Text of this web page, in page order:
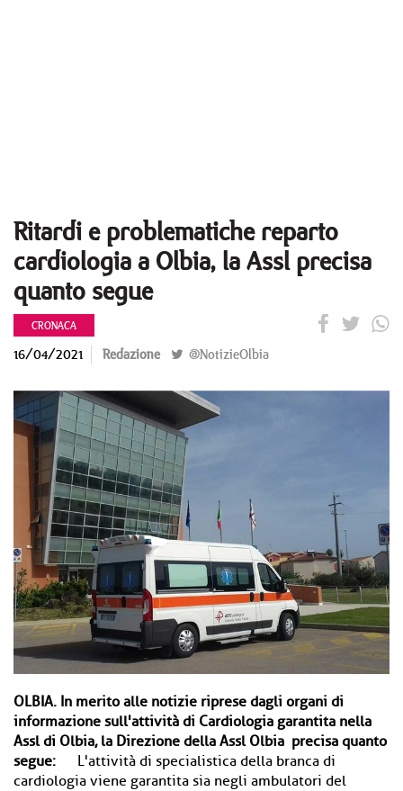
Ritardi e problematiche reparto
cardiologia a Olbia, la Assl precisa
quanto segue
CRONACA
16/04/2021 Redazione @NotizieOlbia
OLBIA. In merito alle notizie riprese dagli organi di
informazione sull'attività di Cardiologia garantita nella
Assl di Olbia, la Direzione della Assl Olbia precisa quanto
segue: L'attività di specialistica della branca di
cardiologia viene garantita sia negli ambulatori del